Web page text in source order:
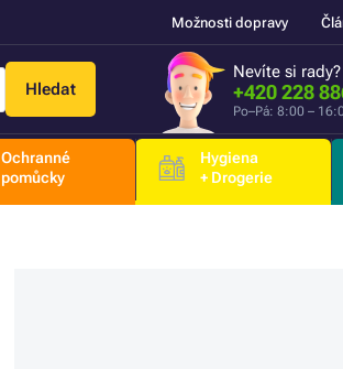
Možnosti dopravy
Hledat
Nevíte si rady?
+420 228
Po–Pá: 8:00 –
Ochranné
pomůcky
Hygiena
+ Drogerie